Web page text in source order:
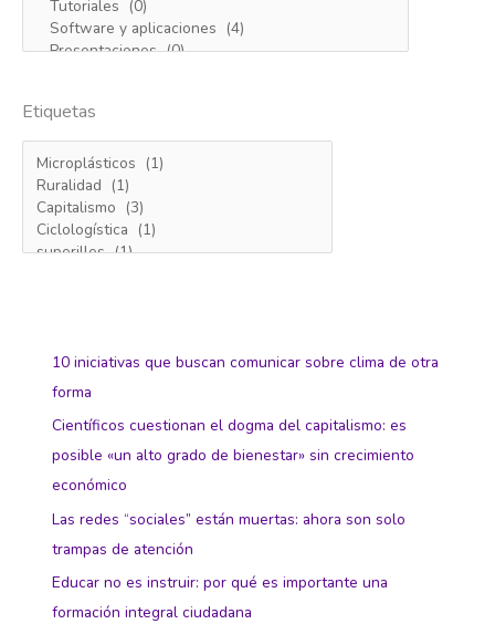
Etiquetas
10 iniciativas que buscan comunicar sobre clima de otra
forma
Científicos cuestionan el dogma del capitalismo: es
posible «un alto grado de bienestar» sin crecimiento
económico
Las redes “sociales” están muertas: ahora son solo
trampas de atención
Educar no es instruir: por qué es importante una
formación integral ciudadana